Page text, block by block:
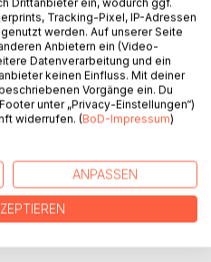
auch im zweiten Teil der
etliche Rezepte, die
Die selbstgemachten
Spekulatius lassen
des schnellen Käsekuchens
, Baileys- oder
könnt Ihr die Kekse (oder die
wer möchte, findet eben
gleich mit in diesem
Drittanbieter ein, wodurch ggf.
Tracking-Pixel, IP-Adressen
werden. Auf unserer Seite
Anbietern ein (Video-
Datenverarbeitung und ein
keinen Einfluss. Mit deiner
Vorgänge ein. Du
unter „Privacy-Einstellungen“)
widerrufen. (BoD-Impressum)
ANPASSEN